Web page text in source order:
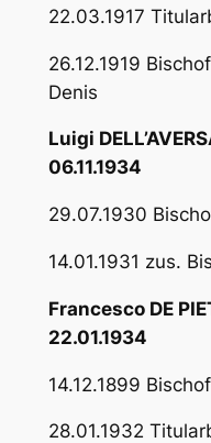
22.03.1917
26.12.1919
Denis
Luigi
06.11.1934
29.07.1930
14.01.1931 zus.
Francesco DE
22.01.1934
14.12.1899
28.01.1932